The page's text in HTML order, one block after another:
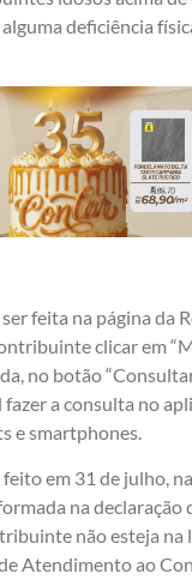
deficiência
feita na página da
clicar em
no botão
fazer a consulta no
e smartphones.
em 31 de julho,
na declaração
não esteja
Atendimento ao